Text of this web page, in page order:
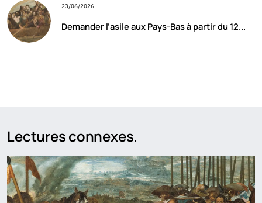
23/06/2026
Demander l’asile aux Pays-Bas à partir du 12...
Lectures connexes.